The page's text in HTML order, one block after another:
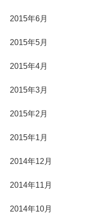
2015年6月
2015年5月
2015年4月
2015年3月
2015年2月
2015年1月
2014年12月
2014年11月
2014年10月